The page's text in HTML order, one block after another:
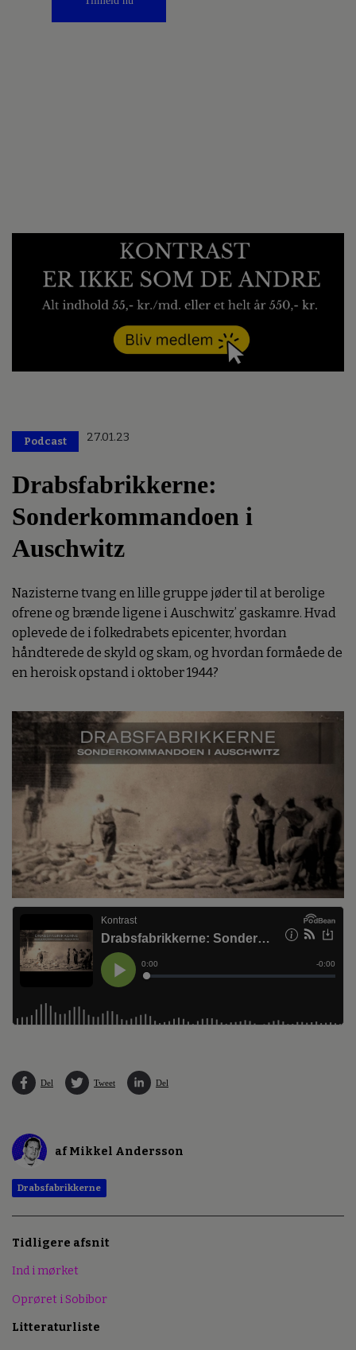
Podcast 27.01.23
Drabsfabrikkerne:
Sonderkommandoen i
Auschwitz
Nazisterne tvang en lille gruppe jøder til at berolige
ofrene og brænde ligene i Auschwitz’ gaskamre. Hvad
oplevede de i folkedrabets epicenter, hvordan
håndterede de skyld og skam, og hvordan formåede de
en heroisk opstand i oktober 1944?
Del Tweet Del
af Mikkel Andersson
Drabsfabrikkerne
Tidligere afsnit
Ind i mørket
Oprøret i Sobibor
Litteraturliste